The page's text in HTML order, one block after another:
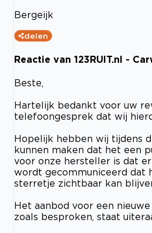
Bergeijk
delen
Reactie van 123RUIT.nl -
Beste,
Hartelijk bedankt voor uw
telefoongesprek dat wij
Hopelijk hebben wij tijdens
kunnen maken dat het een
voor onze hersteller is dat
wordt gecommuniceerd dat
sterretje zichtbaar kan
Het aanbod voor een
zoals besproken, staat